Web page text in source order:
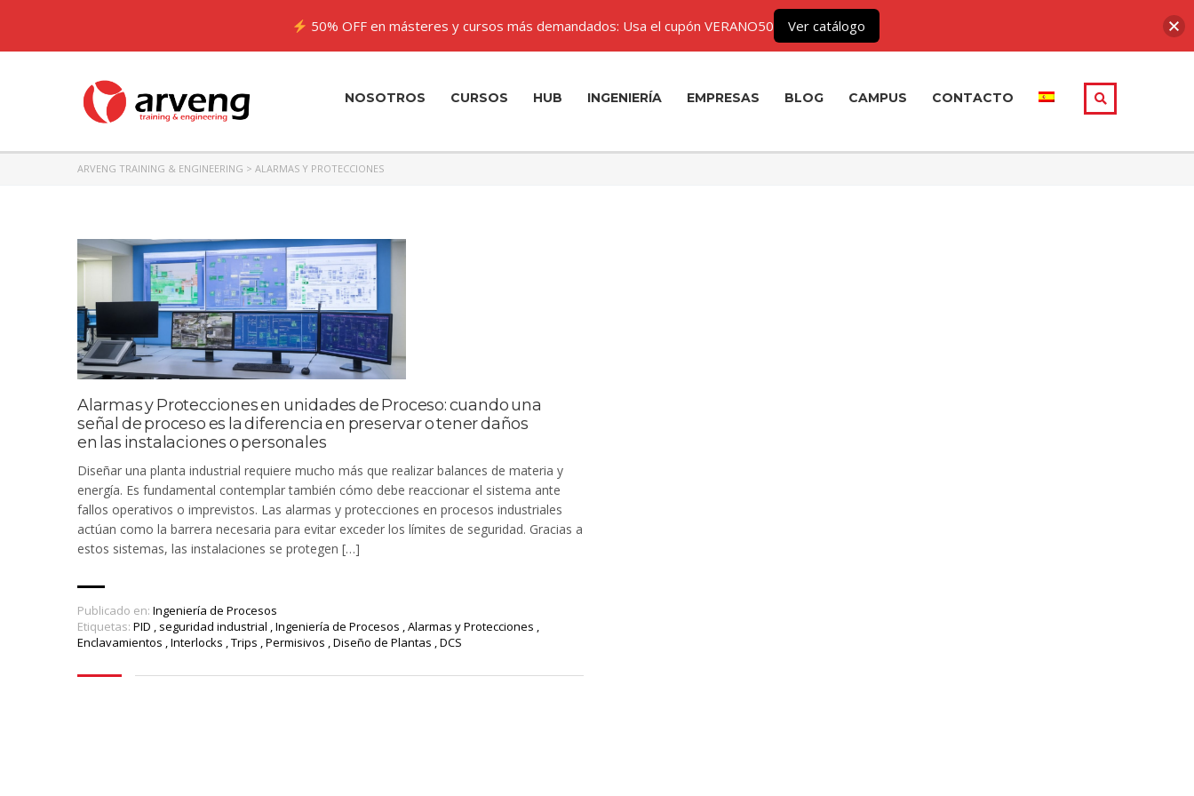
NOSOTROS CURSOS HUB INGENIERÍA EMPRESAS BLOG CAMPUS CONTACTO
ARVENG TRAINING & ENGINEERING > ALARMAS Y PROTECCIONES
Alarmas y Protecciones en unidades de Proceso: cuando una
señal de proceso es la diferencia en preservar o tener daños
en las instalaciones o personales
Diseñar una planta industrial requiere mucho más que realizar balances de materia y
energía. Es fundamental contemplar también cómo debe reaccionar el sistema ante
fallos operativos o imprevistos. Las alarmas y protecciones en procesos industriales
actúan como la barrera necesaria para evitar exceder los límites de seguridad. Gracias a
estos sistemas, las instalaciones se protegen […]
Publicado en: Ingeniería de Procesos
Etiquetas: PID , seguridad industrial ,Ingeniería de Procesos ,Alarmas y Protecciones ,
Enclavamientos ,Interlocks ,Trips ,Permisivos ,Diseño de Plantas ,DCS
50% OFF en másteres y cursos más demandados: Usa el cupón VERANO50 Ver catálogo